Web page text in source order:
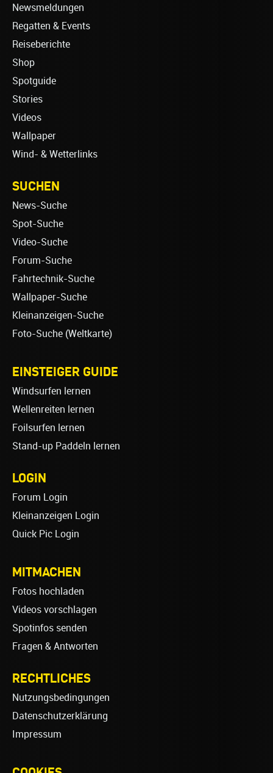
Newsmeldungen
Regatten & Events
Reiseberichte
Shop
Spotguide
Stories
Videos
Wallpaper
Wind- & Wetterlinks
SUCHEN
News-Suche
Spot-Suche
Video-Suche
Forum-Suche
Fahrtechnik-Suche
Wallpaper-Suche
Kleinanzeigen-Suche
Foto-Suche (Weltkarte)
EINSTEIGER GUIDE
Windsurfen lernen
Wellenreiten lernen
Foilsurfen lernen
Stand-up Paddeln lernen
LOGIN
Forum Login
Kleinanzeigen Login
Quick Pic Login
MITMACHEN
Fotos hochladen
Videos vorschlagen
Spotinfos senden
Fragen & Antworten
RECHTLICHES
Nutzungsbedingungen
Datenschutzerklärung
Impressum